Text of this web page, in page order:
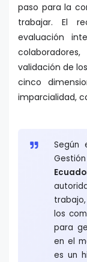
paso para la
trabajar. El
evaluación
validación de
cinco
imparcialidad,
Según
los
para
en el
es un